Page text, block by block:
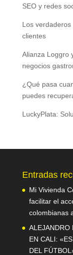
SEO y redes
Los
clientes
Alianza Loggro
negocios
¿Qué pasa
puedes
LuckyPlata:
Entradas
Mi Vivienda
facilitar el
colombianas
ALEJANDRO
EN CALI:
DEL